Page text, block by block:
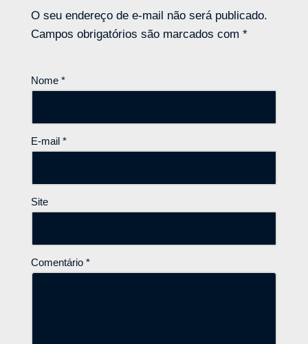
O seu endereço de e-mail não será publicado.
Campos obrigatórios são marcados com *
Nome *
E-mail *
Site
Comentário *